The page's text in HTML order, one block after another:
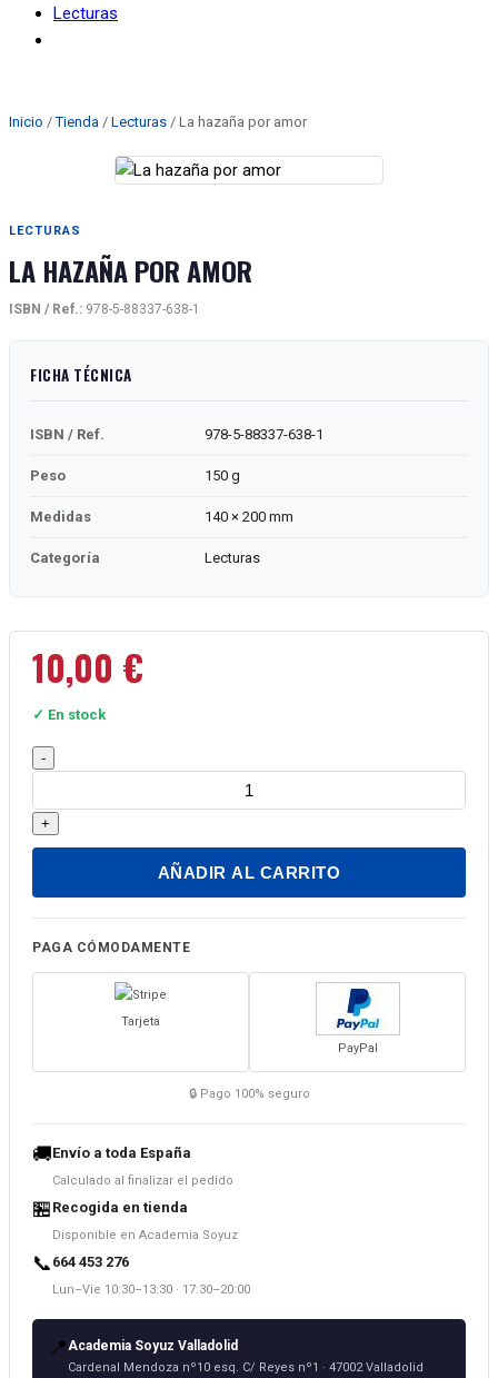
Lecturas
Inicio /Tienda / Lecturas / La hazaña por amor
LECTURAS
LA HAZAÑA POR AMOR
ISBN / Ref.: 978-5-88337-638-1
FICHA TÉCNICA
ISBN / Ref. 978-5-88337-638-1
Peso 150 g
Medidas 140 × 200 mm
Categoría Lecturas
10,00 €
✓ En stock
La
por
amor
-
+
AÑADIR AL CARRITO
PAGA CÓMODAMENTE
Tarjeta
PayPal
🔒 Pago 100% seguro
🚚Envío a toda España
Calculado al finalizar el pedido
🏪 Recogida en tienda
Disponible en Academia Soyuz
📞 664 453 276
Lun–Vie 10:30–13:30 · 17:30–20:00
📍 Academia Soyuz Valladolid
Cardenal Mendoza nº10 esq. C/ Reyes nº1 · 47002 Valladolid